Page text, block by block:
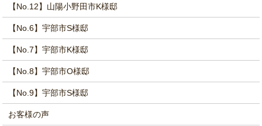
【No.12】山陽小野田市K様邸
【No.6】宇部市S様邸
【No.7】宇部市K様邸
【No.8】宇部市O様邸
【No.9】宇部市S様邸
お客様の声